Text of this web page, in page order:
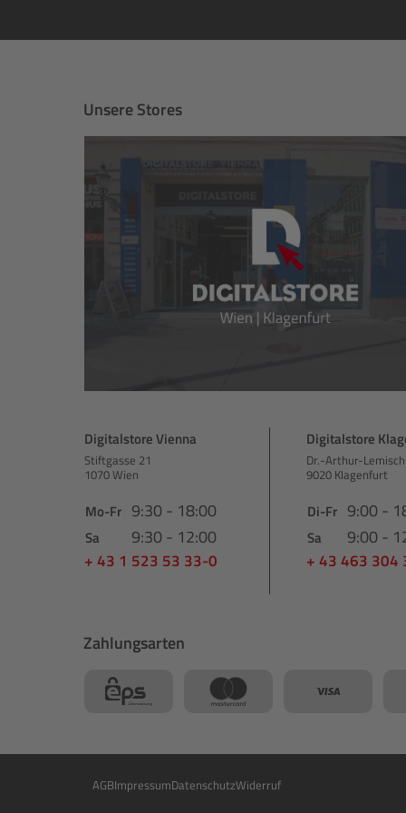
Unsere Stores
Digitalstore Vienna
Stiftgasse 21
1070 Wien
Mo-Fr 9:30 - 18:00
Sa 9:30 - 12:00
+ 43 1 523 53 33-0
Digitalstore
Dr.-Arthur-
9020 Klagenfurt
Di-Fr 9:00 -
Sa 9:00 -
+ 43 463 304
Zahlungsarten
AGBImpressumDatenschutzWiderruf